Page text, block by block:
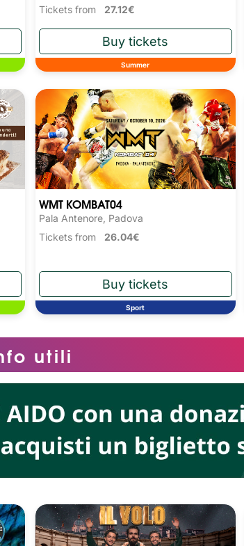
Tickets from 27.12€
Summer
WMT KOMBAT04
Pala Antenore, Padova
Tickets from 26.04€
Sport
utili